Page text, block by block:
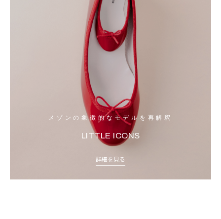
メゾンの象徴的なモデルを再解釈
LITTLE ICONS
詳細を見る